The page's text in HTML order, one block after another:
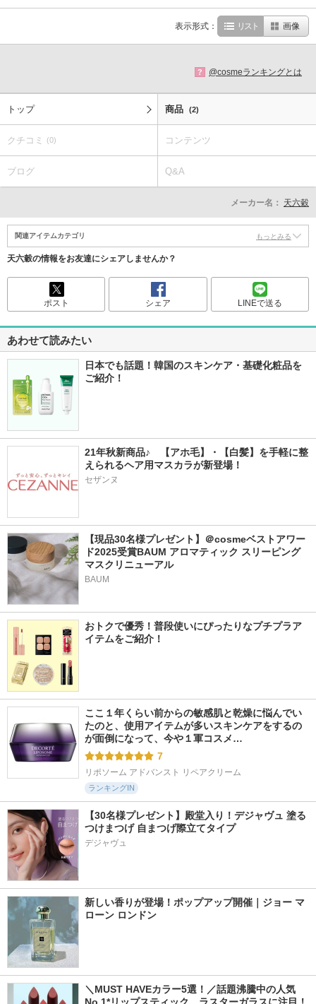
表示形式： リスト 画像
? @cosmeランキングとは
トップ 商品 (2)
クチコミ (0) コンテンツ
ブログ Q&A
メーカー名： 天六穀
関連アイテムカテゴリ もっとみる
天六穀の情報をお友達にシェアしませんか？
ポスト シェア LINEで送る
あわせて読みたい
日本でも話題！韓国のスキンケア・基礎化粧品を
ご紹介！
21年秋新商品♪　【アホ毛】・【白髪】を手軽に整
えられるヘア用マスカラが新登場！
セザンヌ
【現品30名様プレゼント】＠cosmeベストアワー
ド2025受賞BAUM アロマティック スリーピング
マスクリニューアル
BAUM
おトクで優秀！普段使いにぴったりなプチプラア
イテムをご紹介！
ここ１年くらい前からの敏感肌と乾燥に悩んでい
たのと、使用アイテムが多いスキンケアをするの
が面倒になって、今や１軍コスメ…
7
リポソーム アドバンスト リペアクリーム
ランキングIN
【30名様プレゼント】殿堂入り！デジャヴュ 塗る
つけまつげ 自まつげ際立てタイプ
デジャヴュ
新しい香りが登場！ポップアップ開催｜ジョー マ
ローン ロンドン
＼MUST HAVEカラー5選！／話題沸騰中の人気